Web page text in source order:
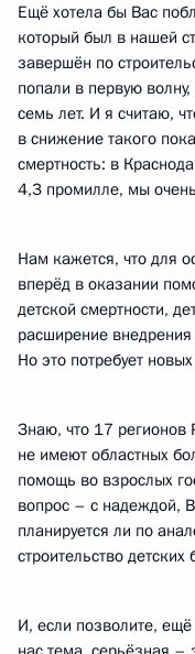
Ещё хотела бы Вас
который был в нашей
завершён по
попали в первую
семь лет. И я считаю,
в снижение такого
смертность: в
4,3 промилле, мы
Нам кажется, что для
вперёд в оказании
детской смертности,
расширение
Но это потребует
Знаю, что 17
не имеют областных
помощь во взрослых
вопрос – с надеждой,
планируется ли по
строительство детских
И, если позволите,